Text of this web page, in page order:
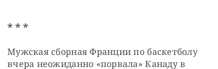
* * *
Мужская сборная Франции по баскетболу
вчера неожиданно «порвала» Канаду в